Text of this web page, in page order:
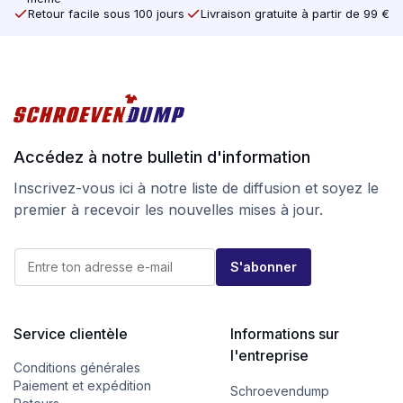
elle n’a plus de fenêtre de visualisation, de sorte que
lorsque les déchets sont triés, ils ne contiennent plus
de plastique.
Recherchez la qualité au meilleur prix sur
screwdump.co.uk et jetez un coup d’œil à notre
Retour facile sous 100 jours
Livraison gratuite à partir de 99 €
Accédez à notre bulletin d'information
Inscrivez-vous ici à notre liste de diffusion et soyez le
premier à recevoir les nouvelles mises à jour.
a
*
-
m
a
E
m
l
S'abonner
Service clientèle
Conditions générales
Paiement et expédition
Informations sur
l'entreprise
Schroevendump